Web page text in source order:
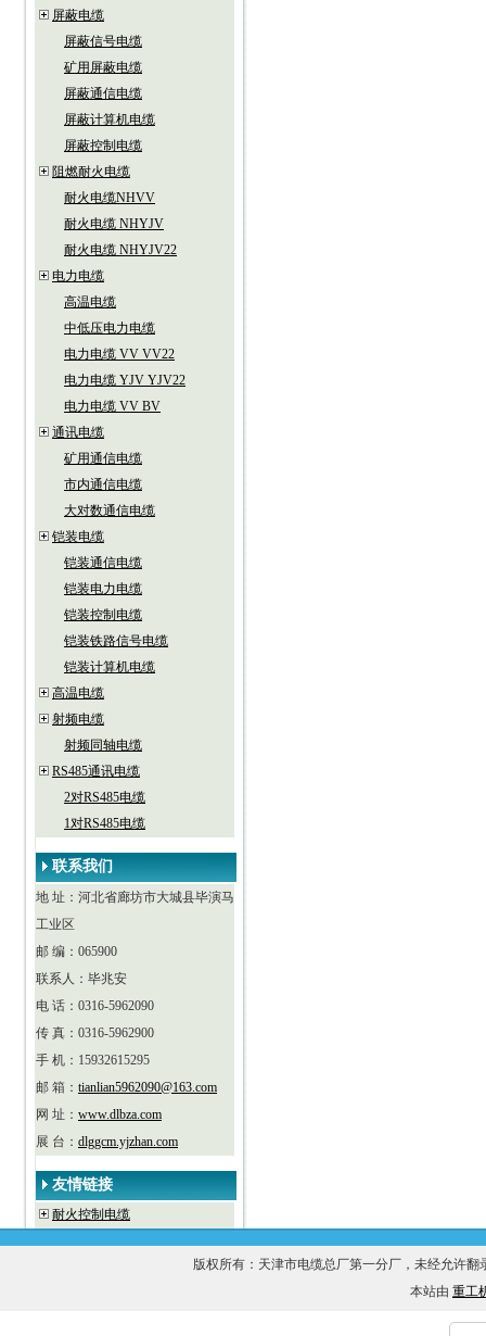
屏蔽电缆
屏蔽信号电缆
矿用屏蔽电缆
屏蔽通信电缆
屏蔽计算机电缆
屏蔽控制电缆
阻燃耐火电缆
耐火电缆NHVV
耐火电缆 NHYJV
耐火电缆 NHYJV22
电力电缆
高温电缆
中低压电力电缆
电力电缆 VV VV22
电力电缆 YJV YJV22
电力电缆 VV BV
通讯电缆
矿用通信电缆
市内通信电缆
大对数通信电缆
铠装电缆
铠装通信电缆
铠装电力电缆
铠装控制电缆
铠装铁路信号电缆
铠装计算机电缆
高温电缆
射频电缆
射频同轴电缆
RS485通讯电缆
2对RS485电缆
1对RS485电缆
联系我们
地 址：河北省廊坊市大城县毕演马
工业区
邮 编：065900
联系人：毕兆安
电 话：0316-5962090
传 真：0316-5962900
手 机：15932615295
邮 箱： tianlian5962090@163.com
网 址： www.dlbza.com
展 台： dlggcm.yjzhan.com
友情链接
耐火控制电缆
版权所有：天津市电缆总厂第一分厂，未经允许
本站由 重工